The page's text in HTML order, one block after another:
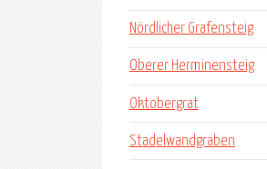
Nördlicher Grafensteig
Oberer Herminensteig
Oktobergrat
Stadelwandgraben